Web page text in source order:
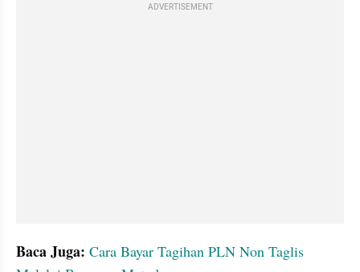
ADVERTISEMENT
Baca Juga: Cara Bayar Tagihan PLN Non Taglis